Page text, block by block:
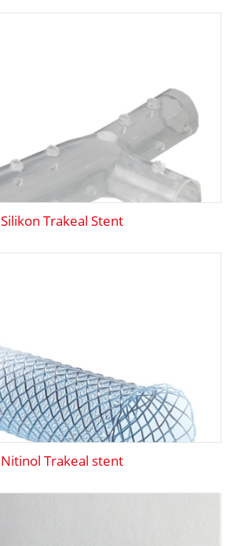
Silikon Trakeal Stent
Nitinol Trakeal stent